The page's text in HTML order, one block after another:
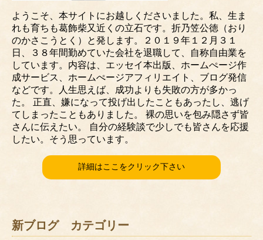
ようこそ、本サイトにお越しくださいました。私、生ま
れも育ちも葛飾柴又近くの立石です。折乃笠公徳（おり
のかさこうとく）と発します。２０１９年１２月３１
日、３８年間勤めていた会社を退職して、自称自由業を
しています。内容は、エッセイ本出版、ホームぺージ作
成サービス、ホームぺージアフィリエイト、ブログ発信
などです。人生思えば、成功よりも失敗の方が多かっ
た。 正直、嫌になって投げ出したこともあったし、逃げ
てしまったこともありました。 裸の思いを包み隠さず皆
さんに伝えたい。 自分の経験談で少しでも皆さんを応援
したい。そう思っています。
詳細はここをクリック下さい
新ブログ カテゴリー